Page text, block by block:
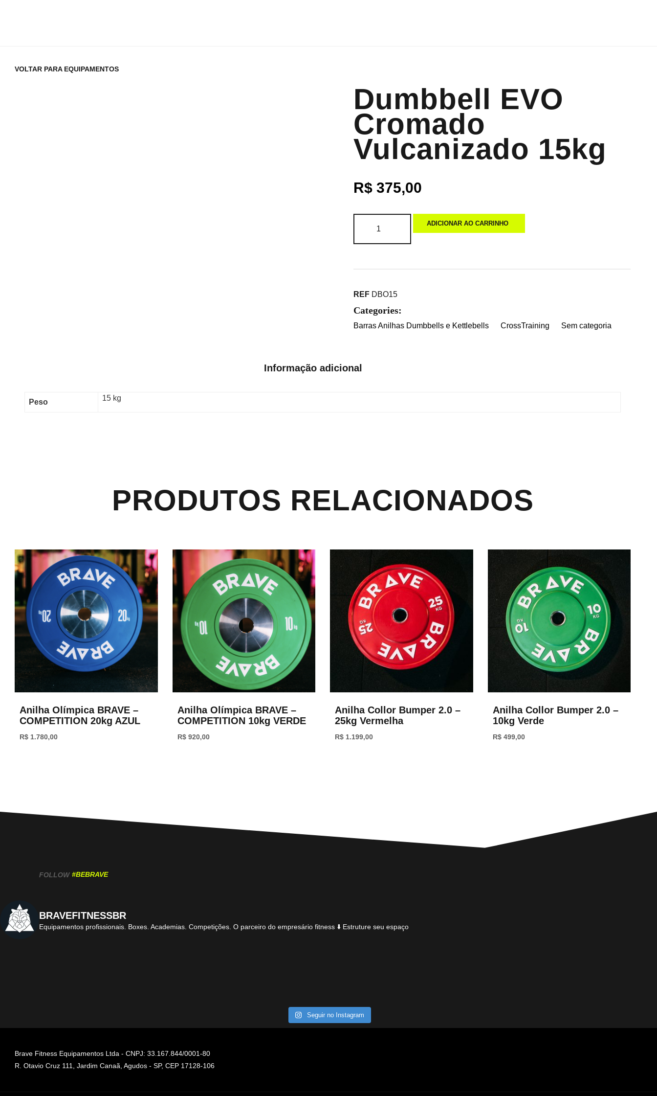
VOLTAR PARA EQUIPAMENTOS
Dumbbell EVO
Cromado
Vulcanizado 15kg
R$ 375,00
ADICIONAR AO CARRINHO
REF DBO15
Categories:
Barras Anilhas Dumbbells e Kettlebells CrossTraining Sem categoria
Informação adicional
Peso 15 kg
PRODUTOS RELACIONADOS
Anilha Olímpica BRAVE –
COMPETITION 20kg AZUL
R$ 1.780,00
Anilha Olímpica BRAVE –
COMPETITION 10kg VERDE
R$920,00
Anilha Collor Bumper 2.0 –
25kg Vermelha
R$ 1.199,00
Anilha Collor Bumper 2.0 –
10kg Verde
R$499,00
FOLLOW #BEBRAVE
BRAVEFITNESSBR
Equipamentos profissionais. Boxes. Academias. Competições. O parceiro do empresário fitness ⬇️ Estruture seu espaço
Seguir no Instagram
Brave Fitness Equipamentos Ltda - CNPJ: 33.167.844/0001-80
R. Otavio Cruz 111, Jardim Canaã, Agudos - SP, CEP 17128-106